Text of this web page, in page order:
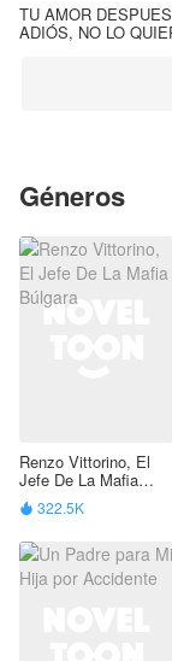
TU AMOR
ADIÓS, NO LO
Géneros
Renzo Vittorino, El
Jefe De La Mafia
Búlgara
 322.5K